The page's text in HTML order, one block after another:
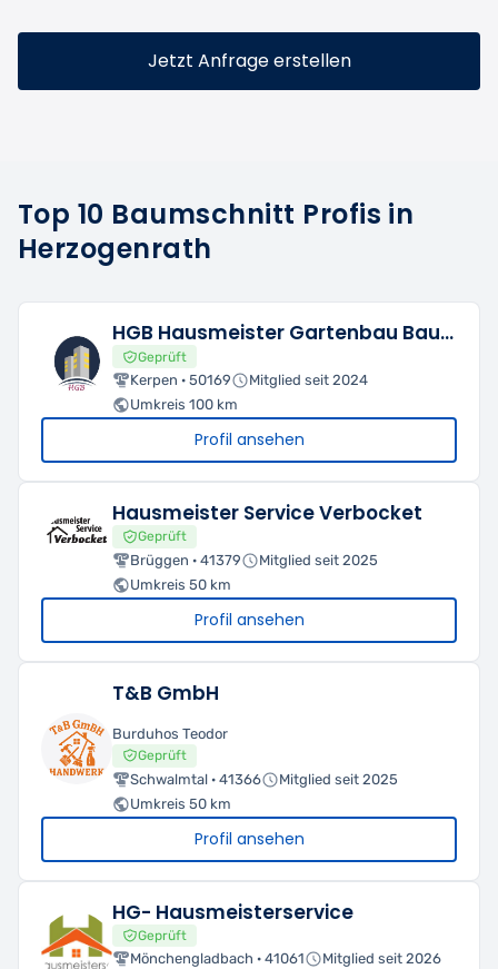
Jetzt Anfrage erstellen
Top 10 Baumschnitt Profis in
Herzogenrath
HGB Hausmeister Gartenbau Baumfällung
Geprüft
Kerpen · 50169
Mitglied seit 2024
Umkreis 100 km
Profil ansehen
Hausmeister Service Verbocket
Geprüft
Brüggen · 41379
Mitglied seit 2025
Umkreis 50 km
Profil ansehen
T&B GmbH
Burduhos Teodor
Geprüft
Schwalmtal · 41366
Mitglied seit 2025
Umkreis 50 km
Profil ansehen
HG- Hausmeisterservice
Geprüft
Mönchengladbach · 41061
Mitglied seit 2026